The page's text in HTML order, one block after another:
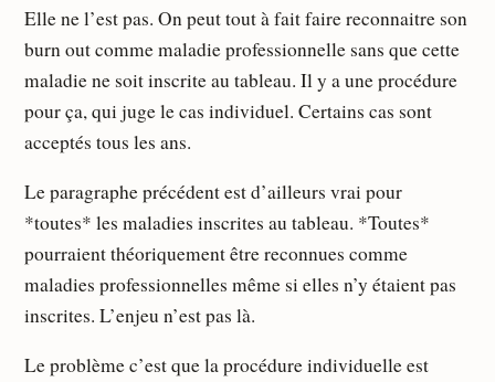
Elle ne l’est pas. On peut tout à fait faire reconnaitre son
burn out comme maladie professionnelle sans que cette
maladie ne soit inscrite au tableau. Il y a une procédure
pour ça, qui juge le cas individuel. Certains cas sont
acceptés tous les ans.
Le paragraphe précédent est d’ailleurs vrai pour
*toutes* les maladies inscrites au tableau. *Toutes*
pourraient théoriquement être reconnues comme
maladies professionnelles même si elles n’y étaient pas
inscrites. L’enjeu n’est pas là.
Le problème c’est que la procédure individuelle est